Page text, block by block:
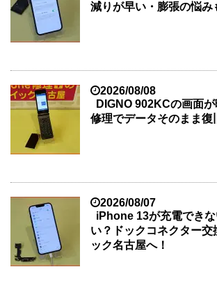
減りが早い・膨張の悩み
2026/08/08
DIGNO 902KCの画面
修理でデータそのまま復
2026/08/07
iPhone 13が充電でき
い？ドックコネクター交
ック名古屋へ！